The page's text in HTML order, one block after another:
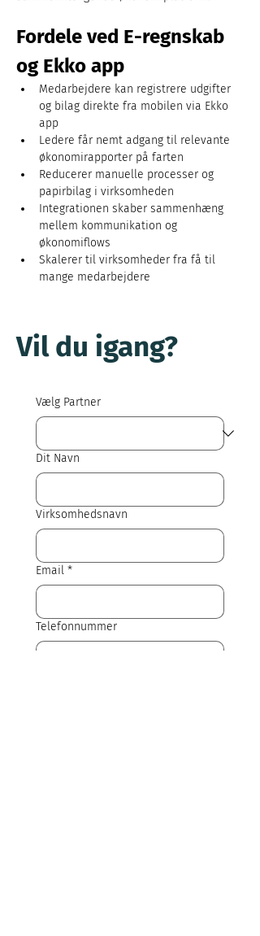
Fordele ved E-regnskab
og Ekko app
Medarbejdere kan registrere udgifter
og bilag direkte fra mobilen via Ekko
app
Ledere får nemt adgang til relevante
økonomirapporter på farten
Reducerer manuelle processer og
papirbilag i virksomheden
Integrationen skaber sammenhæng
mellem kommunikation og
økonomiflows
Skalerer til virksomheder fra få til
mange medarbejdere
Vil du igang?
Vælg Partner
Dit Navn
Virksomhedsnavn
Email *
Telefonnummer